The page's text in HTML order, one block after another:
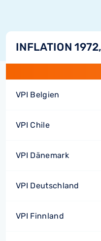
INFLATION
VPI Belgien
VPI Chile
VPI Dänemark
VPI Deutschland
VPI Finnland